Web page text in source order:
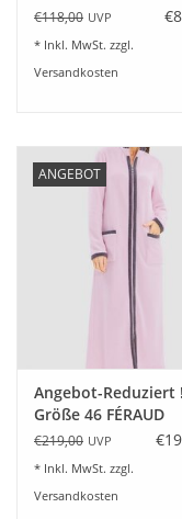
Gutscheine
Angebote
Info-Service
Geprüfter Webshop
Vertrag widerrufen
Schlafanzug Novila
€118,00 UVP
* Inkl. MwSt. zzgl.
Versandkosten
ANGEBOT
Angebot-Reduziert !
Größe 46 FÉRAUD
Kuscheliger
Hausmantel mit
Reißverschluß Fleece
€219,00 UVP
* Inkl. MwSt. zzgl.
Versandkosten